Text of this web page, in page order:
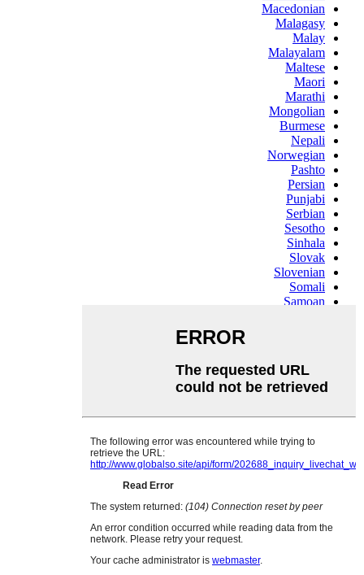
Macedonian
Malagasy
Malay
Malayalam
Maltese
Maori
Marathi
Mongolian
Burmese
Nepali
Norwegian
Pashto
Persian
Punjabi
Serbian
Sesotho
Sinhala
Slovak
Slovenian
Somali
Samoan
Swahili
Tajik
Telugu
Ukrainian
Urdu
Welsh
Xhosa
Yiddish